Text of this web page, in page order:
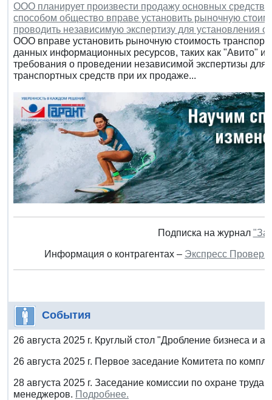
ООО планирует произвести продажу основных средств,
способом общество вправе установить рыночную
проводить независимую экспертизу для установления
ООО вправе установить рыночную стоимость
данных информационных ресурсов, таких как "Авито"
требования о проведении независимой экспертизы для
транспортных средств при их продаже...
Подписка на журнал
Информация о контрагентах – Экспресс
События
26 августа 2025 г. Круглый стол "Дробление бизнеса и
26 августа 2025 г. Первое заседание Комитета по
28 августа 2025 г. Заседание комиссии по охране
менеджеров. Подробнее.